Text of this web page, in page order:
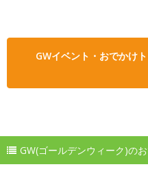
GWイベント・おでかけ
GW(ゴールデンウィーク)の